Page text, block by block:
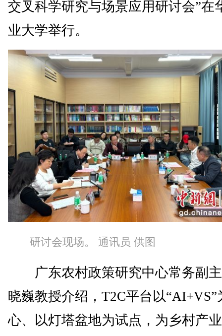
交叉科学研究与场景应用研讨会”在
业大学举行。
研讨会现场。 通讯员 供图
广东农村政策研究中心常务副
晓巍教授介绍，T2C平台以“AI+VS”
心、以灯塔盆地为试点，为乡村产